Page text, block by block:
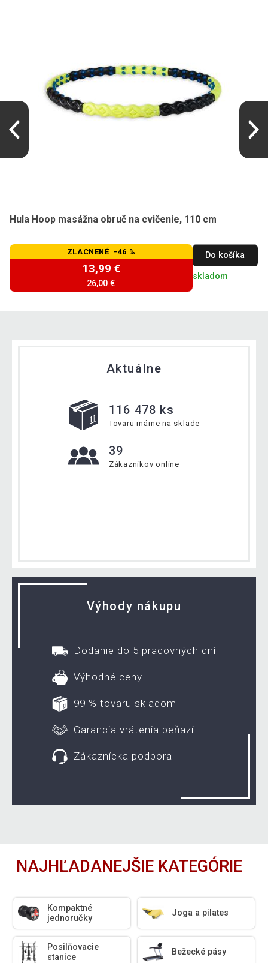
Hula Hoop masážna obruč na cvičenie, 110 cm
ZLACNENÉ -46 %
13,99 €
26,00 €
Do košíka
skladom
Aktuálne
116 478 ks
Tovaru máme na sklade
39
Zákazníkov online
Výhody nákupu
Dodanie do 5 pracovných dní
Výhodné ceny
99 % tovaru skladom
Garancia vrátenia peňazí
Zákaznícka podpora
NAJHĽADANEJŠIE KATEGÓRIE
Kompaktné
jednoručky
Joga a pilates
Posilňovacie
stanice
Bežecké pásy